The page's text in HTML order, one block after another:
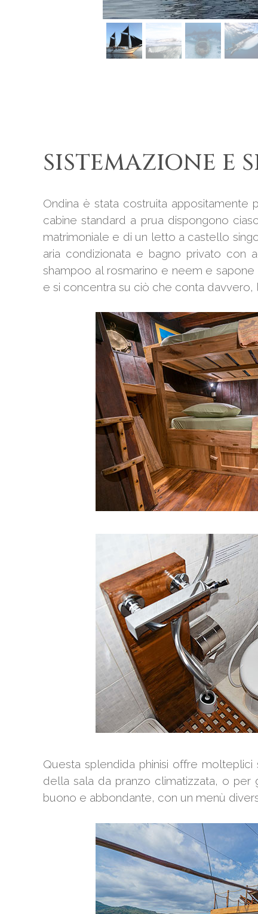
SISTEMAZIONE E
Ondina è stata costruita appositamente
cabine standard a prua dispongono
matrimoniale e di un letto a castello
aria condizionata e bagno privato
shampoo al rosmarino e neem e
e si concentra su ciò che conta
Questa splendida phinisi offre
della sala da pranzo climatizzata, o per
buono e abbondante, con un menù